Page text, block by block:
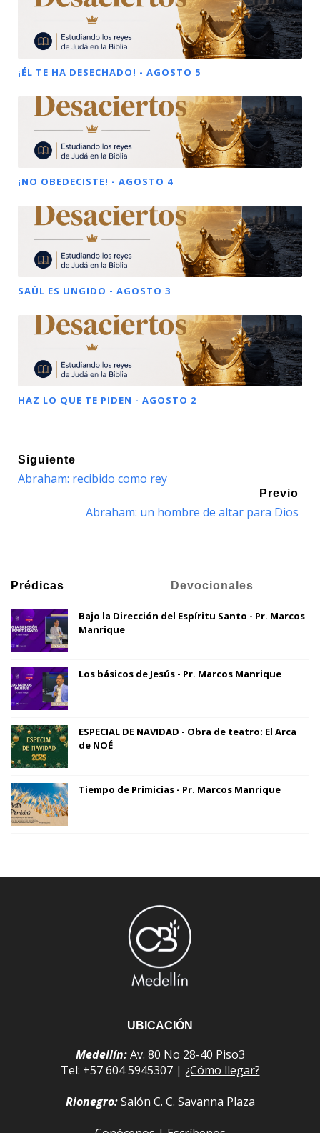
¡ÉL TE HA DESECHADO! - AGOSTO 5
¡NO OBEDECISTE! - AGOSTO 4
SAÚL ES UNGIDO - AGOSTO 3
HAZ LO QUE TE PIDEN - AGOSTO 2
Siguiente
Abraham: recibido como rey
Previo
Abraham: un hombre de altar para Dios
Prédicas Devocionales
Bajo la Dirección del Espíritu Santo - Pr. Marcos
Manrique
Los básicos de Jesús - Pr. Marcos Manrique
ESPECIAL DE NAVIDAD - Obra de teatro: El Arca
de NOÉ
Tiempo de Primicias - Pr. Marcos Manrique
UBICACIÓN
Medellín:Av. 80 No 28-40 Piso3
Tel: +57 604 5945307 | ¿Cómo llegar?
Rionegro:Salón C. C. Savanna Plaza